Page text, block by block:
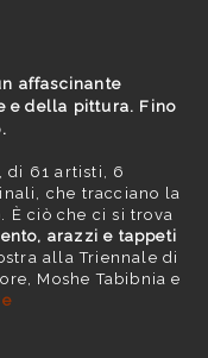
affascinante
e della pittura. Fino
di 61 artisti, 6
che tracciano la
È ciò che ci si trova
arazzi e tappeti
alla Triennale di
Moshe Tabibnia e